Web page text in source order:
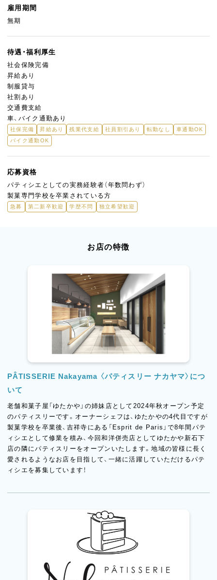
雇用期間
無期
待遇・福利厚生
社会保険完備
昇給あり
制服貸与
社割あり
交通費支給
車、バイク通勤あり
社保完備 昇給あり 残業代支給 社員割引あり 転勤なし
車通勤OK
バイク通勤OK
応募資格
パティシエとしての実務経験者（年数問わず）
製菓専門学校を卒業されている方
急募 第二新卒歓迎 学歴不問 独立希望歓迎
お店の特徴
PÂTISSERIE Nakayama 〈パティスリー ナカヤマ〉につ
いて
老舗和菓子屋「ゆたかや」の姉妹店として2024年秋オープン予定
のパティスリーです。オーナーシェフは、ゆたかやの4代目ですが
製菓学校を卒業後、吉祥寺にある「Esprit de Paris」で8年間パテ
ィシエとして修業を積み、今回和洋併売店としてゆたかや新石下
店の隣にパティスリーをオープンいたします。地域の皆様に長く
愛されるようなお店を目指して、一緒に活躍していただけるパテ
ィシエを募集しています！